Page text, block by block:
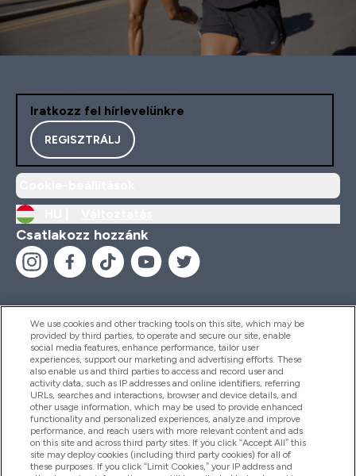
Iratkozz fel hírlevelünkre
REGISZTRÁLJ
Csatlakozz hozzánk
Segítség És Információ
Termékek
Céginformáció
We use cookies and other tracking tools on this site, which may be
provided by third parties, to operate and secure our site, enable
social media features, enhance performance, tailor user
experiences, support our marketing and advertising efforts. These
also enable us and third parties to access and record user and
activity data, such as IP addresses and online identifiers, referring
URLs, searches and interactions, browser and device details, and
other usage information, which may be used to provide enhanced
functionality and personalized experiences, analyze and improve
performance, and reach users with more relevant content and ads
on this site and across third party sites. If you click “Accept All” this
site may deploy cookies (including third party cookies) for all of
these purposes. If you click “Limit Cookies,” your IP address and